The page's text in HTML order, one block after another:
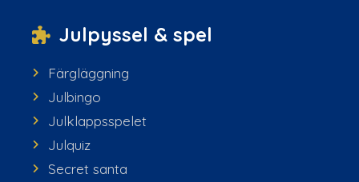
Julpyssel & spel
Färgläggning
Julbingo
Julklappsspelet
Julquiz
Secret santa